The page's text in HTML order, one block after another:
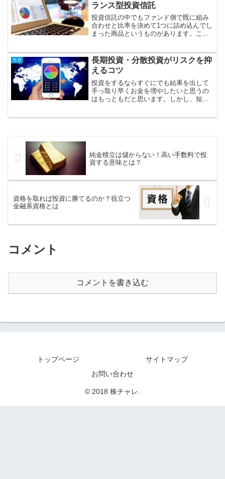
ランス型投資信託
投資信託の中でもファンド側で既に組み
合わせと比率を決めて1つに詰め込んでし
まった商品というものがあります。これ
投資
長期投資・分散投資がリスクを抑
えるコツ
投資をするならすぐにでも結果を出して
手っ取り早くお金を増やしたいと思うの
はもっともだと思います。しかし、短期
純金積立は儲からない！高い手数料で投
資する意味とは？
資格を取れば投資に勝てるのか？役立つ
金融系資格とは
コメント
コメントを書き込む
トップページ
サイトマップ
お問い合わせ
© 2018 株チャレ.